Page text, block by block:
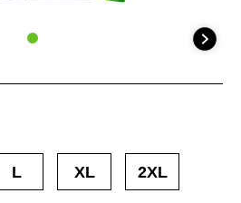
L XL 2XL